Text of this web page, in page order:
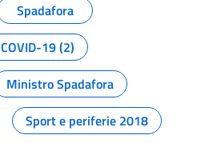
Spadafora
COVID-19 (2)
Ministro Spadafora
Sport e periferie 2018